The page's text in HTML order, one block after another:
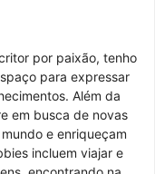
por paixão, tenho
para expressar
Além da
em busca de novas
e enriqueçam
incluem viajar e